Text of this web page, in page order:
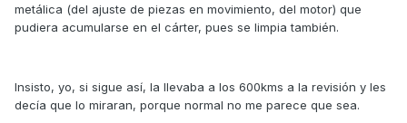
metálica (del ajuste de piezas en movimiento, del motor) que
pudiera acumularse en el cárter, pues se limpia también.
Insisto, yo, si sigue así, la llevaba a los 600kms a la revisión y les
decía que lo miraran, porque normal no me parece que sea.